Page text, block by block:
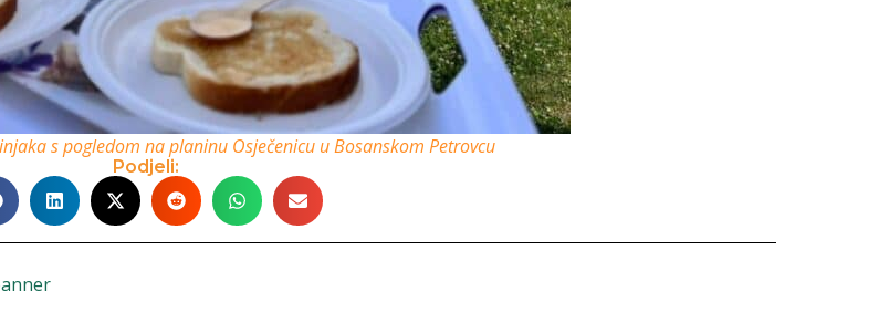
s pogledom na planinu Osječenicu u Bosanskom Petrovcu
Podjeli: